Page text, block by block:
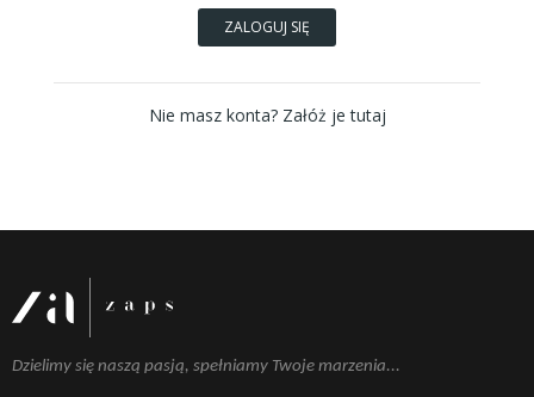
ZALOGUJ SIĘ
Nie masz konta? Załóż je tutaj
Dzielimy się naszą pasją, spełniamy Twoje marzenia...